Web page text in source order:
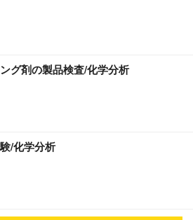
グ剤の製品検査/化学分析
/化学分析